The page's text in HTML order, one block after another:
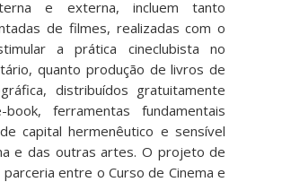
e externa, incluem tanto
de filmes, realizadas com o
a prática cineclubista no
quanto produção de livros de
distribuídos gratuitamente
ferramentas fundamentais
capital hermenêutico e sensível
e das outras artes. O projeto de
entre o Curso de Cinema e